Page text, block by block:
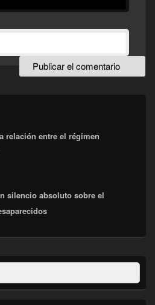
relación entre el régimen
silencio absoluto sobre el